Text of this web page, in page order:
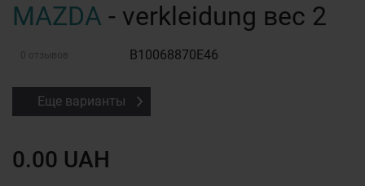
MAZDA - verkleidung вес 2
0 отзывов B10068870E46
Еще варианты
0.00 UAH